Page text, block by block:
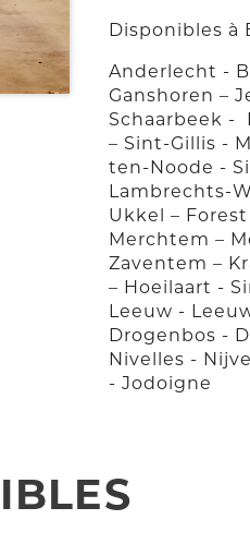
Disponibles à
Anderlecht -
Ganshoren –
Schaarbeek -
– Sint-Gillis -
ten-Noode -
Lambrechts-
Ukkel –
Merchtem –
Zaventem –
– Hoeilaart -
Leeuw -
Drogenbos -
Nivelles -
- Jodoigne